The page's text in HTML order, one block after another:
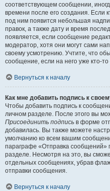
соответствующем сообщении,
времени после его создания. Если
под ним появится небольшая
правок, а также дату и время
появляется, если сообщение
модератор, хотя они могут сами
своему усмотрению. Учтите, что
сообщение, если на него уже кто-то
Вернуться к началу
Как мне добавить подпись к
Чтобы добавить подпись к
личном разделе. После этого вы
Присоединить подпись в форме
добавилась. Вы также можете
умолчанию ко всем вашим
параграфе «Отправка сообщений»
разделе. Несмотря на это, вы
отдельных сообщениях, убрав
отправки сообщения.
Вернуться к началу